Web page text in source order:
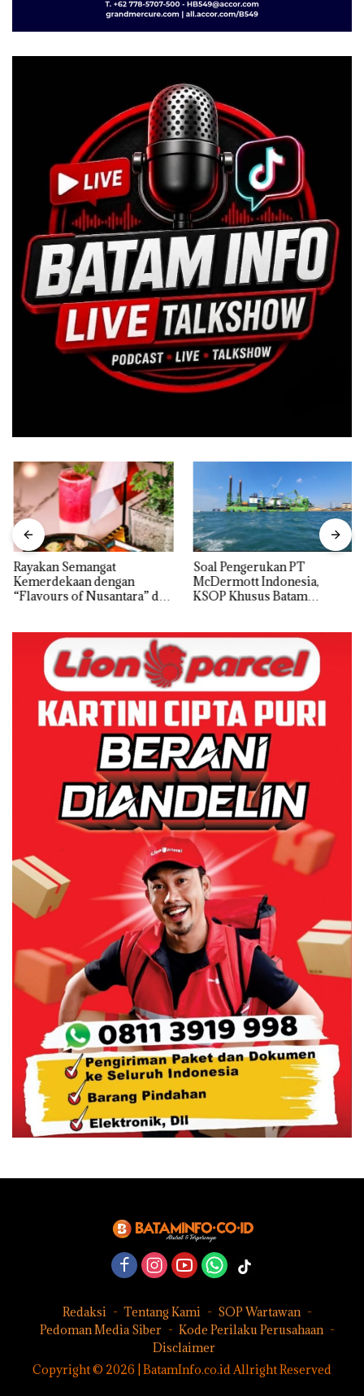
Rayakan Semangat
Kemerdekaan dengan
“Flavours of Nusantara” di
‎Soal Pengerukan PT
McDermott Indonesia,
KSOP Khusus Batam
Redaksi Tentang Kami
SOP Wartawan
Pedoman Media Siber
Kode Perilaku Perusahaan
Disclaimer
Copyright © 2026 | BatamInfo.co.id Allright Reserved